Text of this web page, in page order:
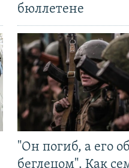
бюллетене
"Он погиб, а его
беглецом". Как